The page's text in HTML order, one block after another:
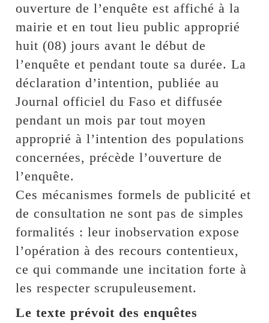
ouverture de l’enquête est affiché à la
mairie et en tout lieu public approprié
huit (08) jours avant le début de
l’enquête et pendant toute sa durée. La
déclaration d’intention, publiée au
Journal officiel du Faso et diffusée
pendant un mois par tout moyen
approprié à l’intention des populations
concernées, précède l’ouverture de
l’enquête.
Ces mécanismes formels de publicité et
de consultation ne sont pas de simples
formalités : leur inobservation expose
l’opération à des recours contentieux,
ce qui commande une incitation forte à
les respecter scrupuleusement.
Le texte prévoit des enquêtes